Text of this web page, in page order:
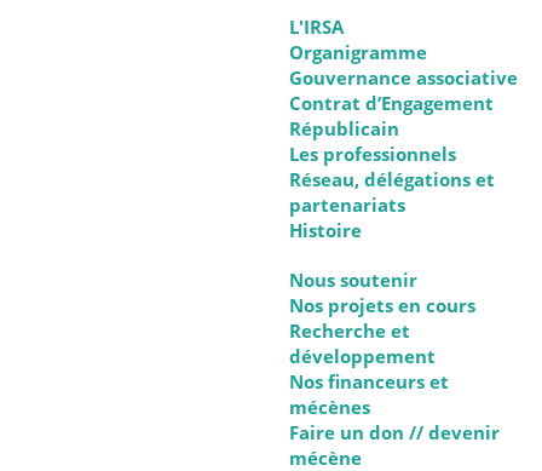
L'IRSA
Organigramme
Gouvernance associative
Contrat d’Engagement
Républicain
Les professionnels
Réseau, délégations et
partenariats
Histoire
Nous soutenir
Nos projets en cours
Recherche et
développement
Nos financeurs et
mécènes
Faire un don // devenir
mécène